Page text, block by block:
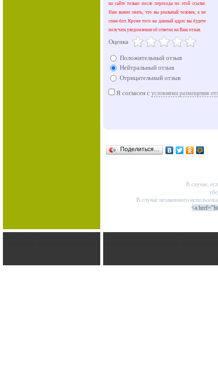
на сайте только после перехода по этой ссылке.
Нам важно знать, что вы реальный человек, а не
спам-бот. Кроме того на данный адрес вы будете
получать уведомления об ответах на Ваш отзыв.
Оценка
Положительный отзыв
Нейтральный отзыв
Отрицательный отзыв
Я согласен с условиями размещения
Поделиться…
В случае,
В случае незаконного
<a